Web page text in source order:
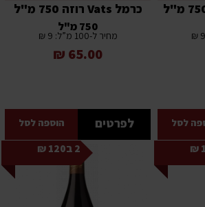
לסל
כרמל Vats רוזה 750 מ"ל
750 מ"ל
מחיר ל-100 מ”ל: 9 ₪
65.00 ₪
לפרטים הוספה לסל
2 ב120 ₪